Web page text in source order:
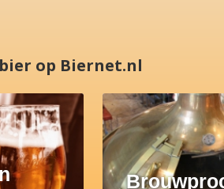
op Biernet.nl